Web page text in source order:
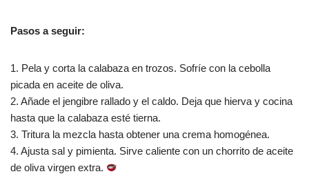
Pasos a seguir:
1. Pela y corta la calabaza en trozos. Sofríe con la cebolla
picada en aceite de oliva.
2. Añade el jengibre rallado y el caldo. Deja que hierva y cocina
hasta que la calabaza esté tierna.
3. Tritura la mezcla hasta obtener una crema homogénea.
4. Ajusta sal y pimienta. Sirve caliente con un chorrito de aceite
de oliva virgen extra.